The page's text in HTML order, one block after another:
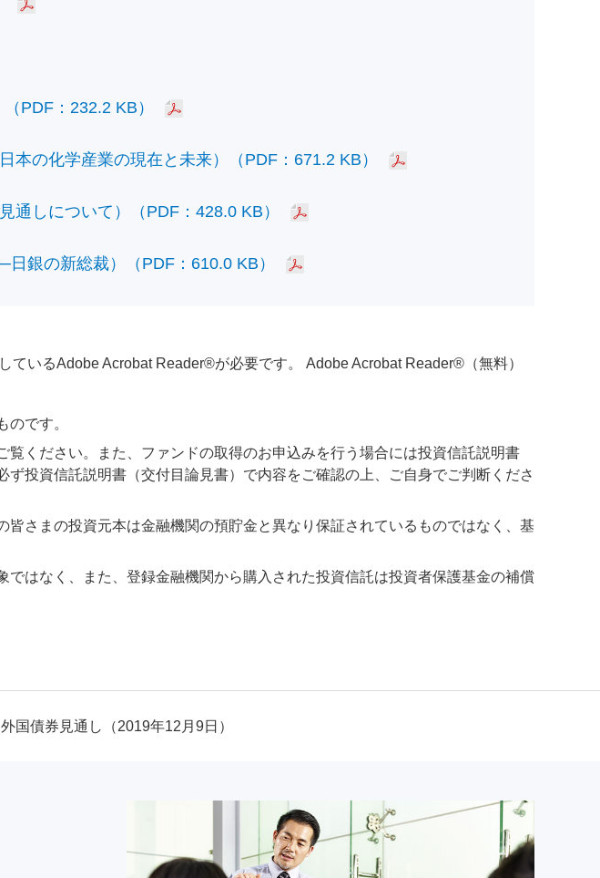
PDF：232.2 KB）
の化学産業の現在と未来）（PDF：671.2 KB）
通しについて）（PDF：428.0 KB）
銀の新総裁）（PDF：610.0 KB）
いるAdobe Acrobat Reader®が必要です。 Adobe Acrobat Reader®（無料）
です。
ください。また、ファンドの取得のお申込みを行う場合には投資信託説明書
投資信託説明書（交付目論見書）で内容をご確認の上、ご自身でご判断くださ
さまの投資元本は金融機関の預貯金と異なり保証されているものではなく、基
はなく、また、登録金融機関から購入された投資信託は投資者保護基金の補償
外国債券見通し（2019年12月9日）